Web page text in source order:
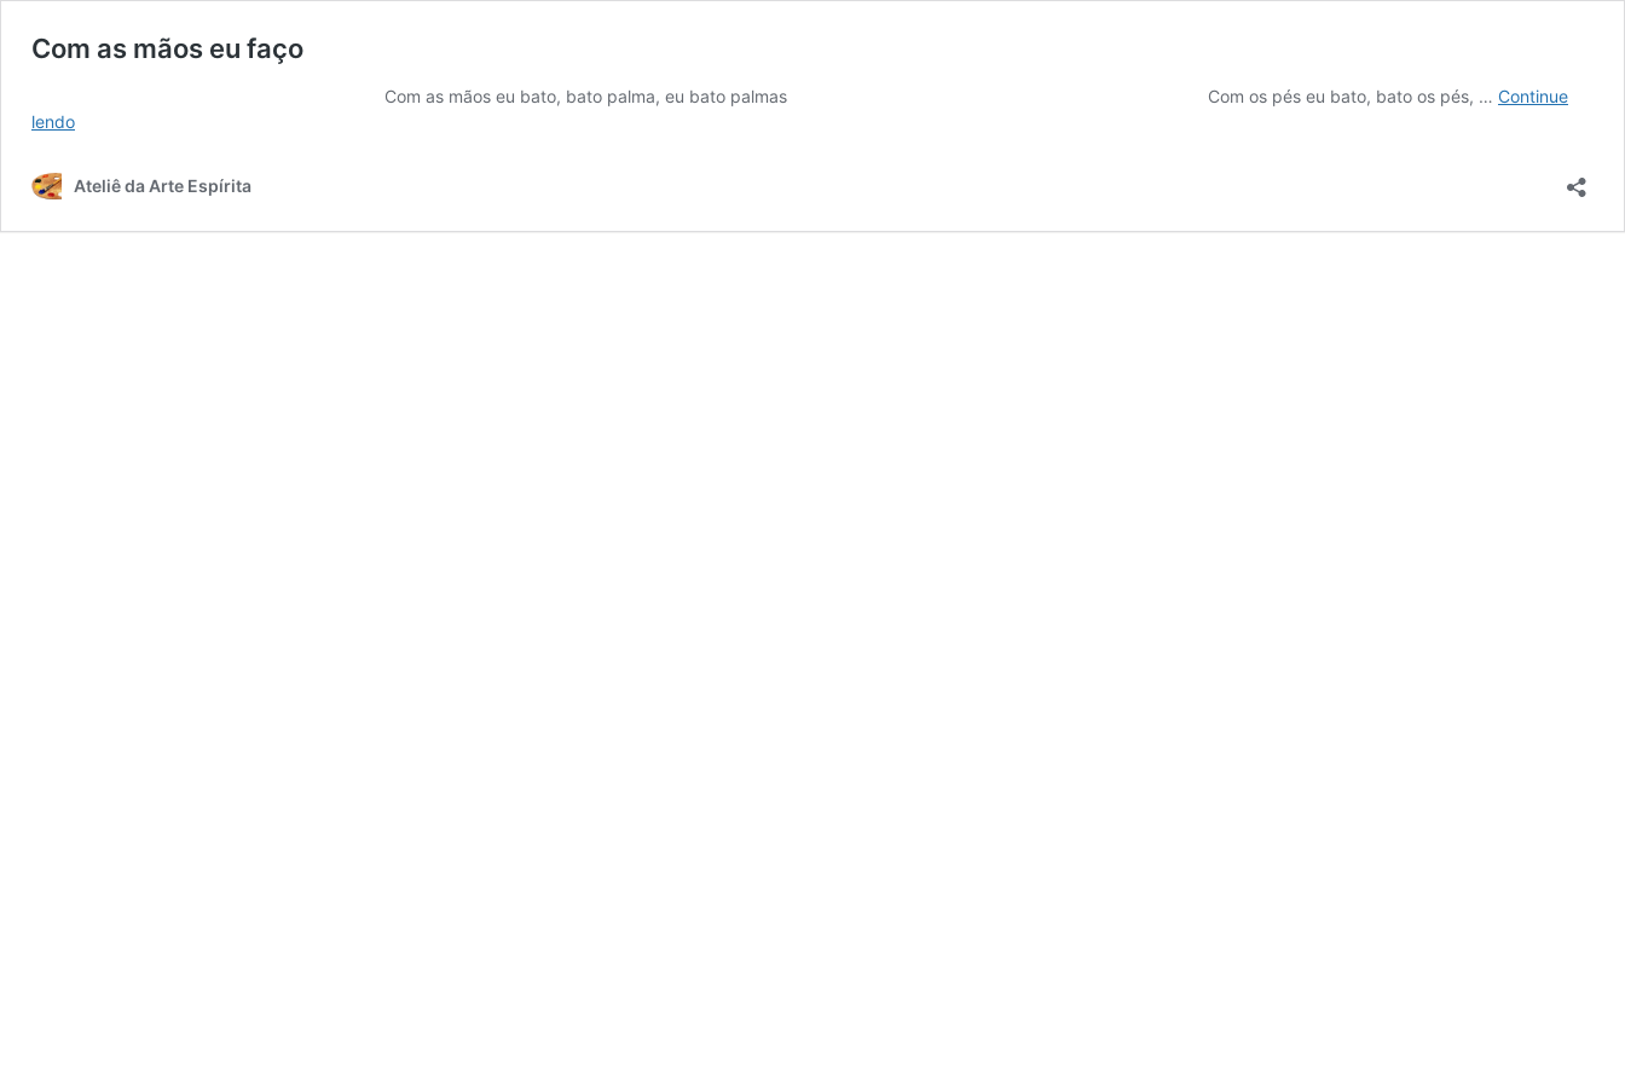
Com as mãos eu faço
Com as mãos eu bato, bato palma, eu bato palmas Com os pés eu bato, bato os pés, … Continue
lendoCom
eu
Ateliê da Arte Espírita